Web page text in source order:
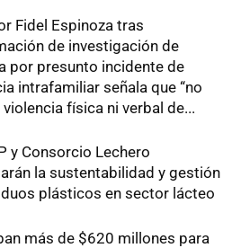
Fidel Espinoza tras
de investigación de
por presunto incidente de
intrafamiliar señala que “no
física ni verbal de...
y Consorcio Lechero
la sustentabilidad y gestión
plásticos en sector lácteo
más de $620 millones para